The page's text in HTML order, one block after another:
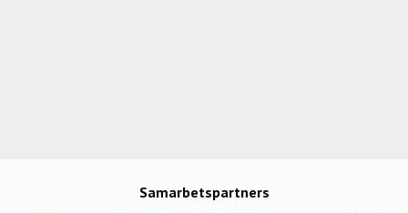
Samarbetspartners